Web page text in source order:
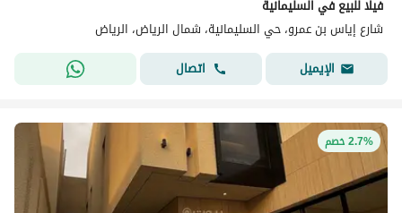
فيلا للبيع في السليمانية
شارع إياس بن عمرو، حي السليمانية، شمال الرياض، الرياض
الإيميل
اتصال
2.7% خصم